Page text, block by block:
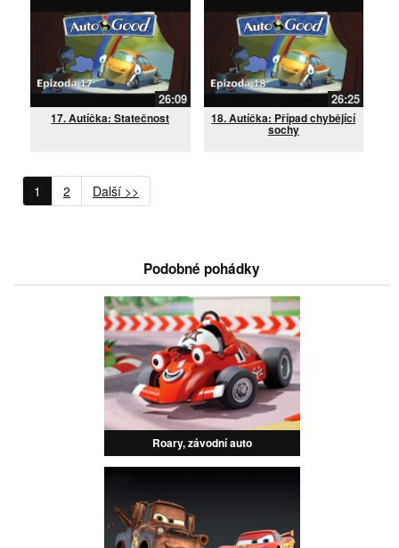
26:09
17. Autíčka: Statečnost
26:25
18. Autíčka: Případ chybějící
sochy
1 2 Další >>
Podobné pohádky
Roary, závodní auto